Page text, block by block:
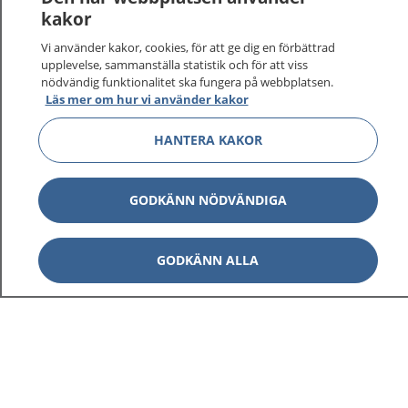
1177–tryggt om din hälsa och vård
På 1177.se får du råd om hälsa och information om
sjukdomar och vilka mottagningar du kan kontakta.
Logga in för att läsa din journal och göra dina
vårdärenden. Ring telefonnummer 1177 för
sjukvårdsrådgivning dygnet runt.
kakor
Vi använder kakor, cookies, för att ge dig en förbättrad
upplevelse, sammanställa statistik och för att viss
nödvändig funktionalitet ska fungera på webbplatsen.
Läs mer om hur vi använder kakor
HANTERA KAKOR
GODKÄNN NÖDVÄNDIGA
GODKÄNN ALLA